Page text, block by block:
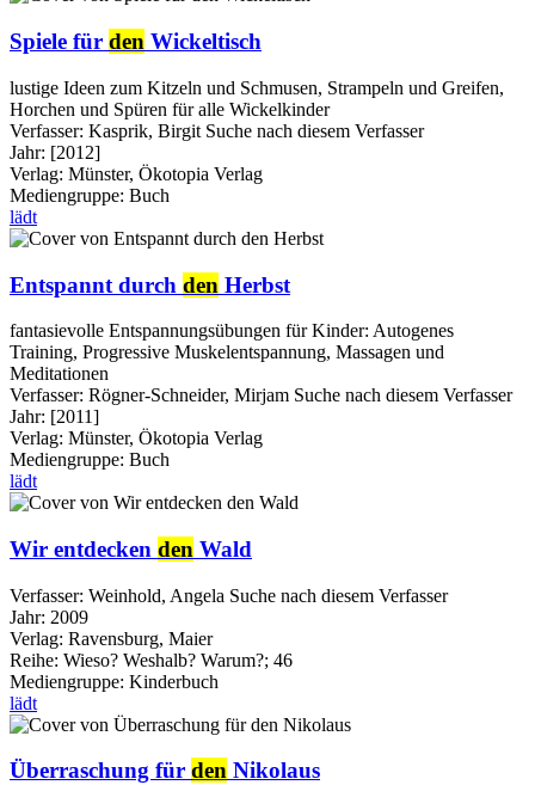
Spiele für den Wickeltisch
lustige Ideen zum Kitzeln und Schmusen, Strampeln und Greifen,
Horchen und Spüren für alle Wickelkinder
Verfasser: Kasprik, Birgit Suche nach diesem Verfasser
Jahr: [2012]
Verlag: Münster, Ökotopia Verlag
Mediengruppe: Buch
lädt
Entspannt durch den Herbst
fantasievolle Entspannungsübungen für Kinder: Autogenes
Training, Progressive Muskelentspannung, Massagen und
Meditationen
Verfasser: Rögner-Schneider, Mirjam Suche nach diesem Verfasser
Jahr: [2011]
Verlag: Münster, Ökotopia Verlag
Mediengruppe: Buch
lädt
Wir entdecken den Wald
Verfasser: Weinhold, Angela Suche nach diesem Verfasser
Jahr: 2009
Verlag: Ravensburg, Maier
Reihe: Wieso? Weshalb? Warum?; 46
Mediengruppe: Kinderbuch
lädt
Überraschung für den Nikolaus